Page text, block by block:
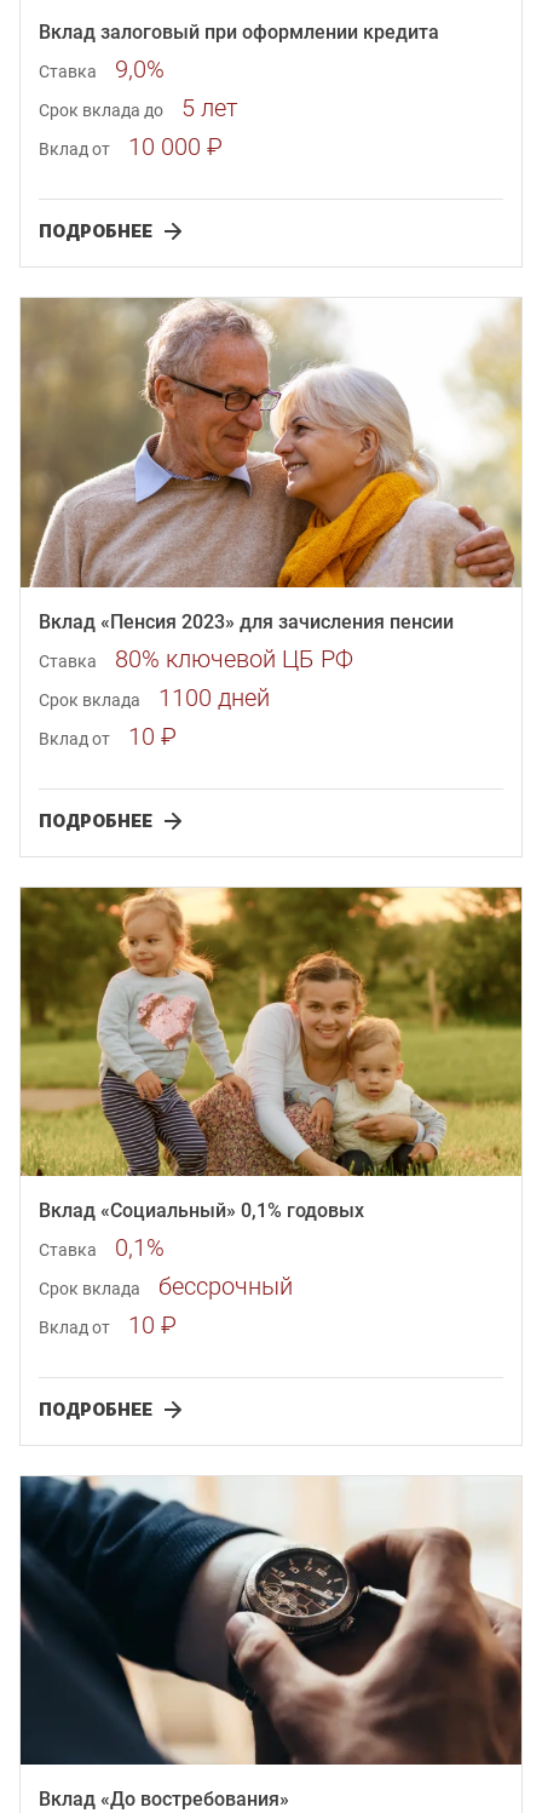
Вклад залоговый при оформлении кредита
Ставка 9,0%
Срок вклада до 5 лет
Вклад от 10 000 ₽
ПОДРОБНЕЕ
Вклад «Пенсия 2023» для зачисления пенсии
Ставка 80% ключевой ЦБ РФ
Срок вклада 1100 дней
Вклад от 10 ₽
ПОДРОБНЕЕ
Вклад «Социальный» 0,1% годовых
Ставка 0,1%
Срок вклада бессрочный
Вклад от 10 ₽
ПОДРОБНЕЕ
Вклад «До востребования»